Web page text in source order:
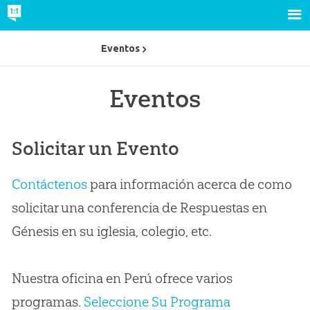
Eventos
Solicitar un Evento
Contáctenospara información acerca de como
solicitar una conferencia de Respuestas en
Génesis en su iglesia, colegio, etc.
Nuestra oficina en Perú ofrece varios
programas. Seleccione Su Programa
Eventos